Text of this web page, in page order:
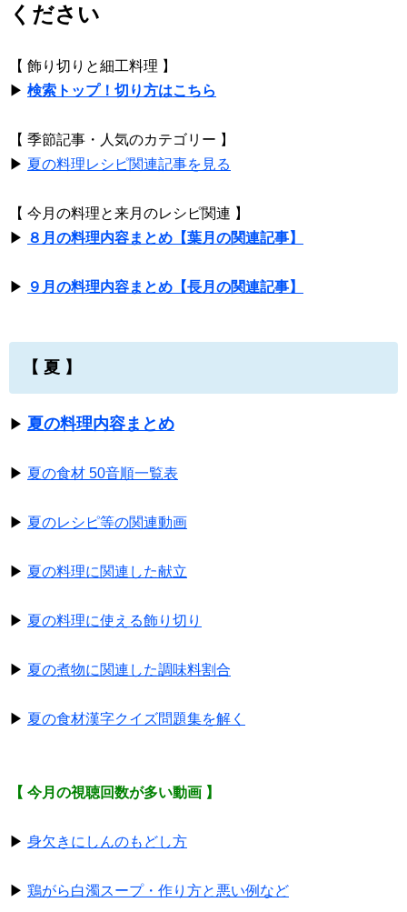
ください
【 飾り切りと細工料理 】
▶ 検索トップ！切り方はこちら
【 季節記事・人気のカテゴリー 】
▶ 夏の料理レシピ関連記事を見る
【 今月の料理と来月のレシピ関連 】
▶ ８月の料理内容まとめ【葉月の関連記事】
▶ ９月の料理内容まとめ【長月の関連記事】
【 夏 】
▶ 夏の料理内容まとめ
▶ 夏の食材 50音順一覧表
▶ 夏のレシピ等の関連動画
▶ 夏の料理に関連した献立
▶ 夏の料理に使える飾り切り
▶ 夏の煮物に関連した調味料割合
▶ 夏の食材漢字クイズ問題集を解く
【 今月の視聴回数が多い動画 】
▶ 身欠きにしんのもどし方
▶ 鶏がら白濁スープ・作り方と悪い例など